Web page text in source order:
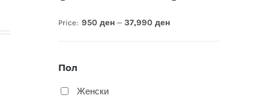
Price: 950 ден— 37,990 ден
Пол
Женски